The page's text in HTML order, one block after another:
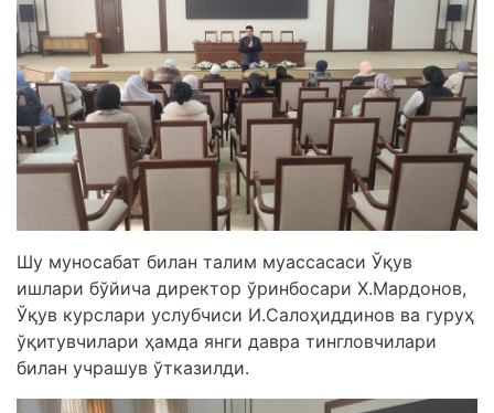
Шу муносабат билан талим муассасаси Ўқув
ишлари бўйича директор ўринбосари Х.Мардонов,
Ўқув курслари услубчиси И.Салоҳиддинов ва гуруҳ
ўқитувчилари ҳамда янги давра тингловчилари
билан учрашув ўтказилди.